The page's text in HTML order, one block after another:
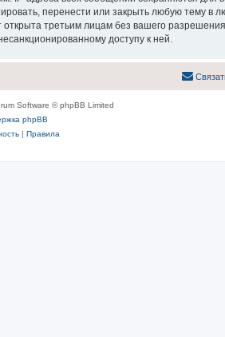
перенести или закрыть любую тему в
третьим лицам без вашего
доступу к ней.
Software © phpBB Limited
phpBB
| Правила